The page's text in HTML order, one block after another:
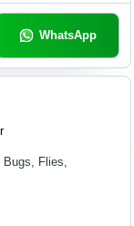
WhatsApp
Bugs, Flies,